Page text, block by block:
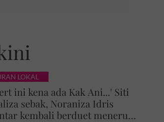
LOKAL
ini kena ada Kak Ani...' Siti
sebak, Noraniza Idris
kembali berduet menerusi